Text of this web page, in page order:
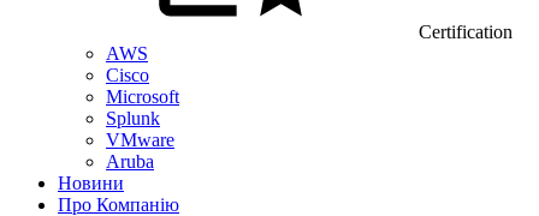
Certification
AWS
Cisco
Microsoft
Splunk
VMware
Aruba
Новини
Про Компанію